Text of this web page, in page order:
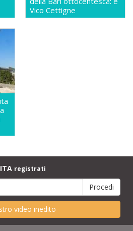
Vico Cettigne
registrati
video inedito